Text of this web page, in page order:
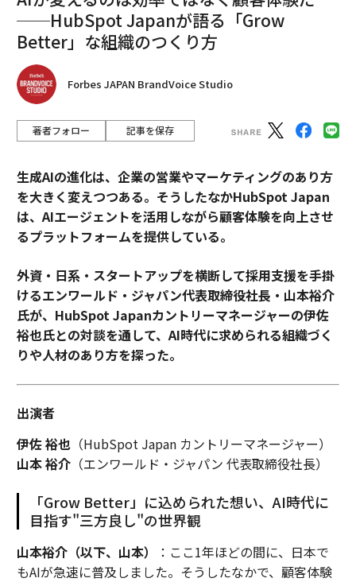
──HubSpot Japanが語る「Grow
Better」な組織のつくり方
Forbes JAPAN BrandVoice Studio
著者フォロー 記事を保存
生成AIの進化は、企業の営業やマーケティングのあり方
を大きく変えつつある。そうしたなかHubSpot Japan
は、AIエージェントを活用しながら顧客体験を向上させ
るプラットフォームを提供している。
外資・日系・スタートアップを横断して採用支援を手掛
けるエンワールド・ジャパン代表取締役社長・山本裕介
氏が、HubSpot Japanカントリーマネージャーの伊佐
裕也氏との対談を通して、AI時代に求められる組織づく
りや人材のあり方を探った。
出演者
伊佐 裕也（HubSpot Japan カントリーマネージャー）
山本 裕介（エンワールド・ジャパン 代表取締役社長）
「Grow Better」に込められた想い、AI時代に
目指す"三方良し"の世界観
山本裕介（以下、山本）
：ここ1年ほどの間に、日本で
もAIが急速に普及しました。そうしたなかで、顧客体験